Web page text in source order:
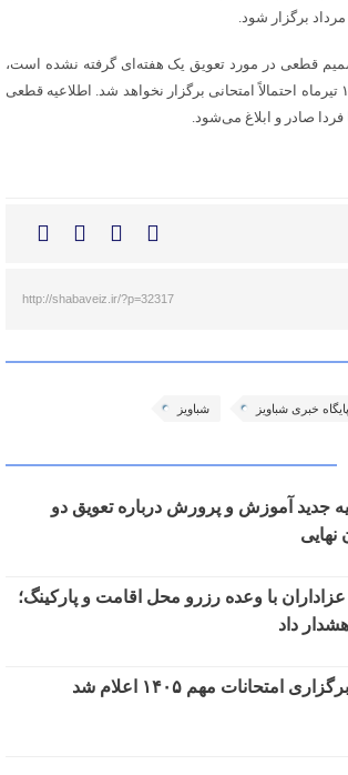
قطعی در مورد تعویق یک‌ هفته‌ای گرفته نشده است،
اما در بازه زمانی ۱۳ تا ۱۵ تیرماه احتمالاً امتحانی برگزار نخواهد شد. اطلاعیه قطعی
صادر و ابلاغ می‌شود.
http://shabaveiz.ir/?p=32317
پایگاه خبری شباویز شباویز
جدید آموزش و پرورش درباره تعویق دو
نهایی
با وعده رزرو محل اقامت و پارکینگ؛
داد
امتحانات مهم ۱۴۰۵ اعلام شد